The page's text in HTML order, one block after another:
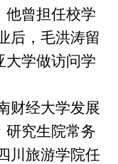
他曾担任校学
后，毛洪涛留
大学做访问学
财经大学发展
研究生院常务
川旅游学院任